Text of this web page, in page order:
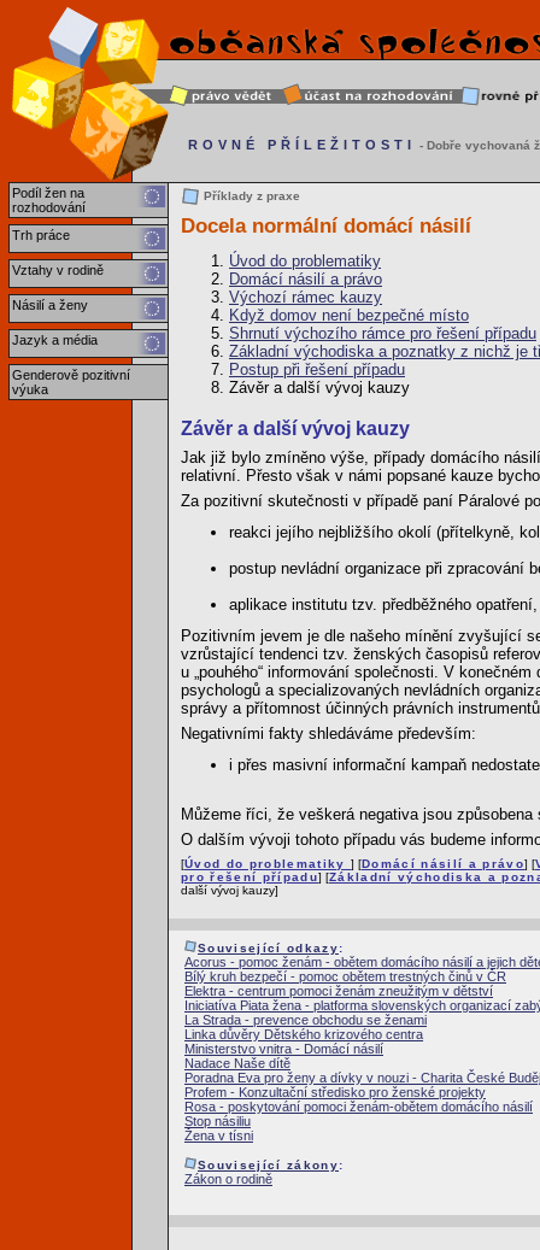
Podíl žen na
rozhodování
Trh práce
Vztahy v rodině
Násilí a ženy
Jazyk a média
Genderově pozitivní
výuka
ROVNÉ PŘÍLEŽITOSTI - Dobře vychovaná
Příklady z praxe
Docela normální domácí násilí
Úvod do problematiky
Domácí násilí a právo
Výchozí rámec kauzy
Když domov není bezpečné místo
Shrnutí výchozího rámce pro řešení případu
Základní východiska a poznatky z nichž je
Postup při řešení případu
Závěr a další vývoj kauzy
Závěr a další vývoj kauzy
Jak již bylo zmíněno výše, případy domácího
relativní. Přesto však v námi popsané kauze
Za pozitivní skutečnosti v případě paní Páralové
reakci jejího nejbližšího okolí (přítelkyně,
postup nevládní organizace při zpracování
aplikace institutu tzv. předběžného
Pozitivním jevem je dle našeho mínění zvyšující
vzrůstající tendenci tzv. ženských časopisů
u „pouhého“ informování společnosti. V
psychologů a specializovaných nevládních
správy a přítomnost účinných právních
Negativními fakty shledáváme především:
i přes masivní informační kampaň
Můžeme říci, že veškerá negativa jsou
O dalším vývoji tohoto případu vás budeme
[Úvod do problematiky ] [Domácí násilí a právo] [
pro řešení případu] [Základní východiska a
další vývoj kauzy]
Související odkazy:
Acorus - pomoc ženám - obětem domácího násilí a jejich
Bílý kruh bezpečí - pomoc obětem trestných činů v ČR
Elektra - centrum pomoci ženám zneužitým v dětství
Iniciatíva Piata žena - platforma slovenských organizací
La Strada - prevence obchodu se ženami
Linka důvěry Dětského krizového centra
Ministerstvo vnitra - Domácí násilí
Nadace Naše dítě
Poradna Eva pro ženy a dívky v nouzi - Charita České
Profem - Konzultační středisko pro ženské projekty
Rosa - poskytování pomoci ženám-obětem domácího násilí
Stop násiliu
Žena v tísni
Související zákony:
Zákon o rodině